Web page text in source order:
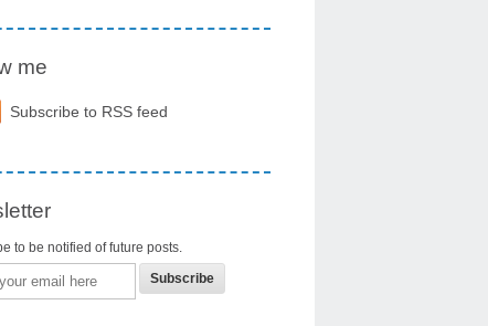
me
Subscribe to RSS feed
to be notified of future posts.